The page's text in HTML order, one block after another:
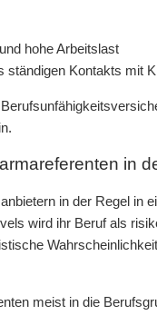
hohe Arbeitslast
ständigen Kontakts mit
in
in der Regel in
wird ihr Beruf als
meist in die